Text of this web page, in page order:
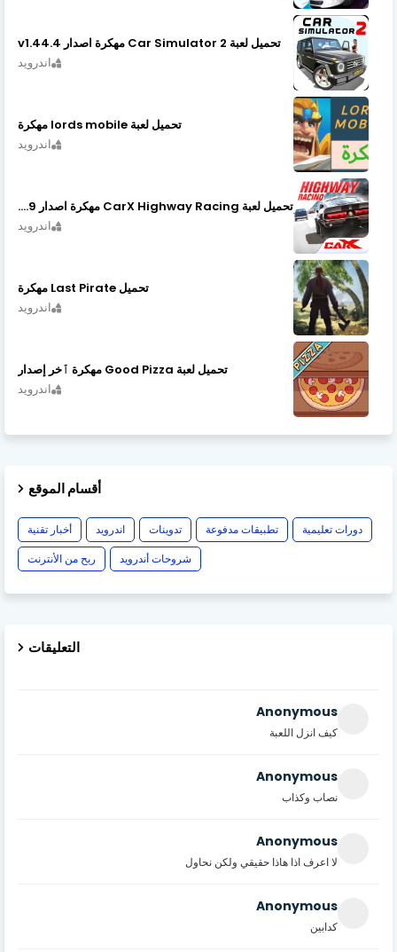
تحميل لعبة Car Simulator 2 مهكرة اصدار v1.44.4
اندرويد
تحميل لعبة lords mobile مهكرة
اندرويد
تحميل لعبة CarX Highway Racing مهكرة اصدار v1.74.9
اندرويد
تحميل Last Pirate مهكرة
اندرويد
تحميل لعبة Good Pizza مهكرة ٱخر إصدار
اندرويد
أقسام الموقع
أخبار تقنية اندرويد تدوينات تطبيقات مدفوعة
دورات تعليمية
ربح من الأنترنت
شروحات أندرويد
التعليقات
Anonymous
كيف انزل اللعبة
Anonymous
نصاب وكذاب
Anonymous
لا اعرف اذا هاذا حقيقي ولكن نحاول
Anonymous
كدابين